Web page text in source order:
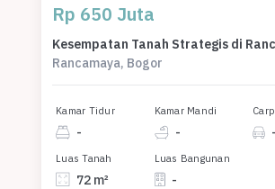
Rp 650 Juta
Rancamaya, Bogor
Kamar Tidur
-
Kamar Mandi
- -
Luas Tanah
72 m²
Luas Bangunan
-